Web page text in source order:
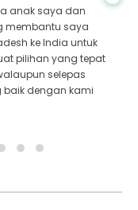
anak saya dan
membantu saya
ke India untuk
pilihan yang tepat
selepas
dengan kami